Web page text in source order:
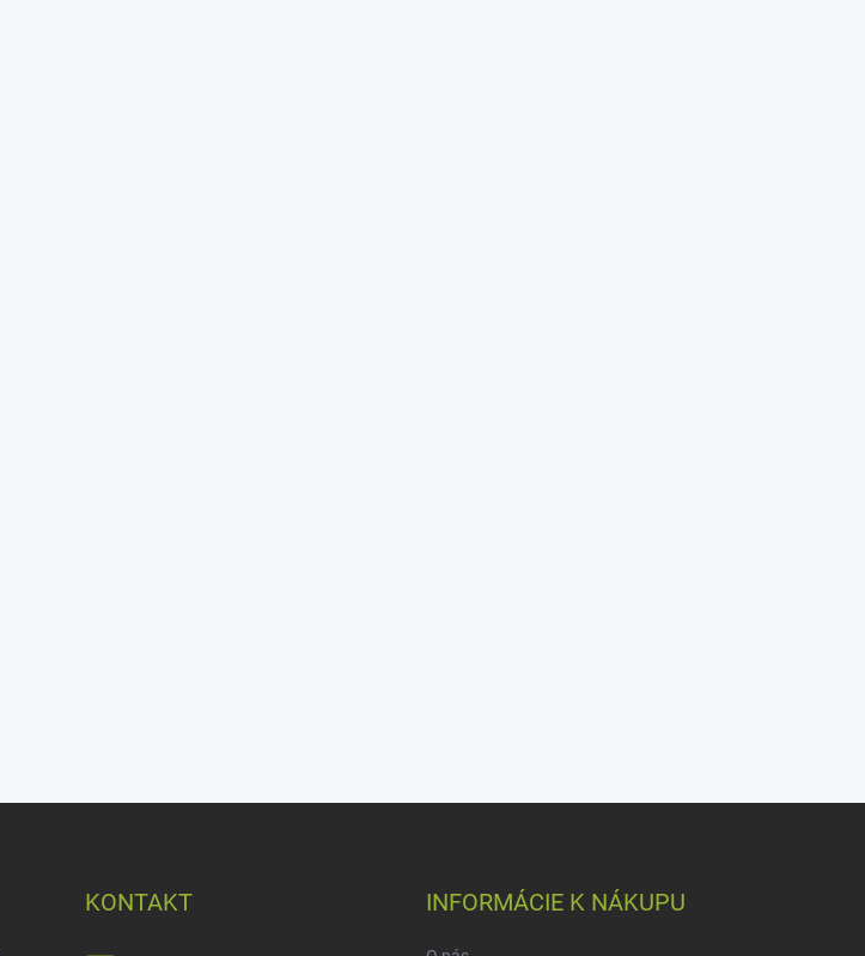
KONTAKT INFORMÁCIE K NÁKUPU